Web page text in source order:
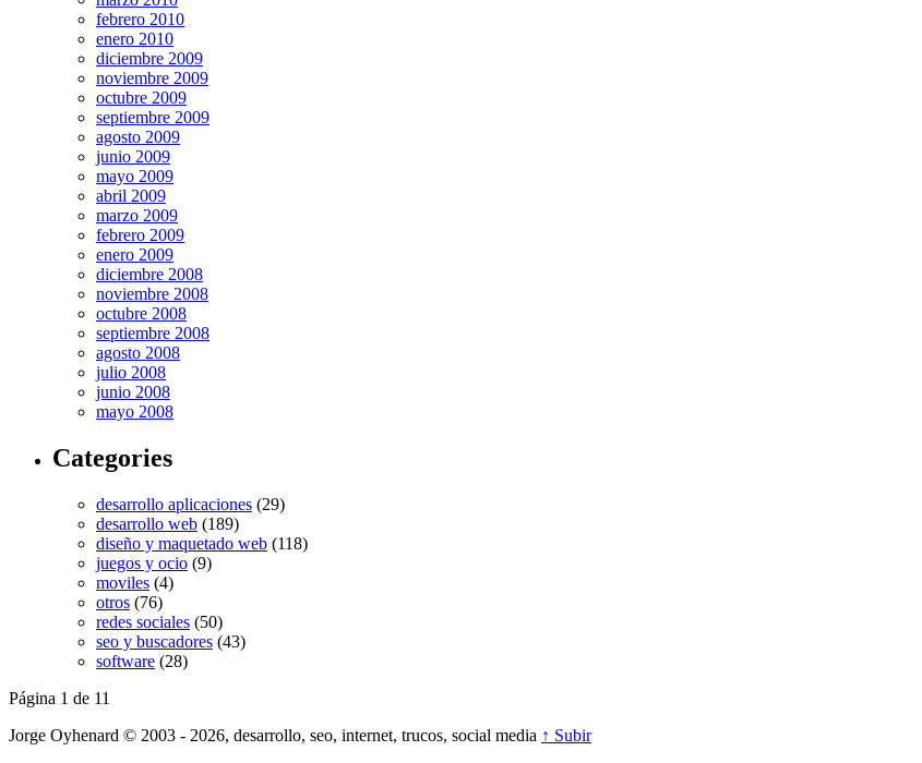
febrero 2010
enero 2010
diciembre 2009
noviembre 2009
octubre 2009
septiembre 2009
agosto 2009
junio 2009
mayo 2009
abril 2009
marzo 2009
febrero 2009
enero 2009
diciembre 2008
noviembre 2008
octubre 2008
septiembre 2008
agosto 2008
julio 2008
junio 2008
mayo 2008
Categories
desarrollo aplicaciones (29)
desarrollo web (189)
diseño y maquetado web (118)
juegos y ocio (9)
moviles (4)
otros (76)
redes sociales (50)
seo y buscadores (43)
software (28)
Página 1 de 11
Jorge Oyhenard © 2003 - 2026, desarrollo, seo, internet, trucos, social media ↑ Subir